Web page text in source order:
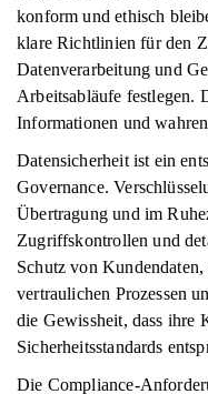
konform und ethisch
klare Richtlinien für den
Datenverarbeitung und
Arbeitsabläufe festlegen.
Informationen und
Datensicherheit ist ein
Governance.
Übertragung und im
Zugriffskontrollen und
Schutz von
vertraulichen Prozessen
die Gewissheit, dass ihre
Sicherheitsstandards
Die Compliance-